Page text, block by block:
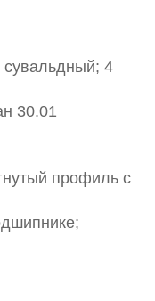
сувальдный; 4
30.01
профиль с